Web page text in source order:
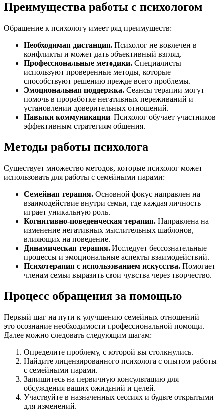
Преимущества работы с психологом
Обращение к психологу имеет ряд преимуществ:
Необходимая дистанция. Психолог не вовлечен в
конфликты и может дать объективный взгляд.
Профессиональные методики. Специалисты
используют проверенные методы, которые
способствуют решению прежде всего проблемы.
Эмоциональная поддержка. Сеансы терапии могут
помочь в проработке негативных переживаний и
установлении доверительных отношений.
Навыки коммуникации. Психолог обучает участников
эффективным стратегиям общения.
Методы работы психолога
Существует множество методов, которые психолог может
использовать для работы с семейными парами:
Семейная терапия. Основной фокус направлен на
взаимодействие внутри семьи, где каждая личность
играет уникальную роль.
Когнитивно-поведенческая терапия. Направлена на
изменение негативных мыслительных шаблонов,
влияющих на поведение.
Динамическая терапия. Исследует бессознательные
процессы и эмоциональные аспекты взаимодействий.
Психотерапия с использованием искусства. Помогает
членам семьи выразить свои чувства через творчество.
Процесс обращения за помощью
Первый шаг на пути к улучшению семейных отношений —
это осознание необходимости профессиональной помощи.
Далее можно следовать следующим шагам:
Определите проблему, с которой вы столкнулись.
Найдите лицензированного психолога с опытом работы
с семейными парами.
Запишитесь на первичную консультацию для
обсуждения ваших ожиданий и целей.
Участвуйте в назначенных сессиях и будьте открытыми
для изменений.